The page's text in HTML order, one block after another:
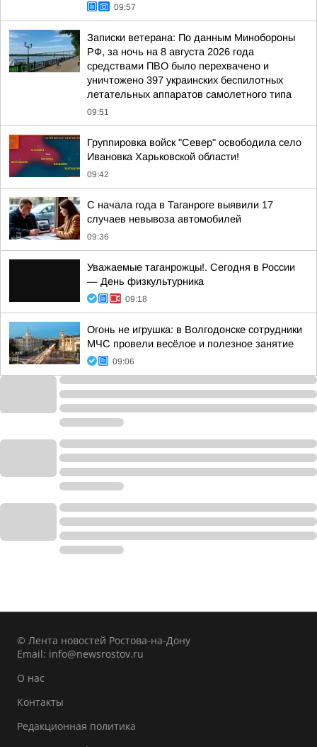
09:57
Записки ветерана: По данным Минобороны
РФ, за ночь на 8 августа 2026 года
средствами ПВО было перехвачено и
уничтожено 397 украинских беспилотных
летательных аппаратов самолетного типа
09:51
Группировка войск "Север" освободила село
Ивановка Харьковской области!
09:42
С начала года в Таганроге выявили 17
случаев невывоза автомобилей
09:36
Уважаемые таганрожцы!. Сегодня в России
— День физкультурника
09:18
Огонь не игрушка: в Волгодонске сотрудники
МЧС провели весёлое и полезное занятие
09:06
© Лента новостей Ростова-на-Дону
Email: info@newsrostov.ru
О нас
Контакты
Редакционная политика